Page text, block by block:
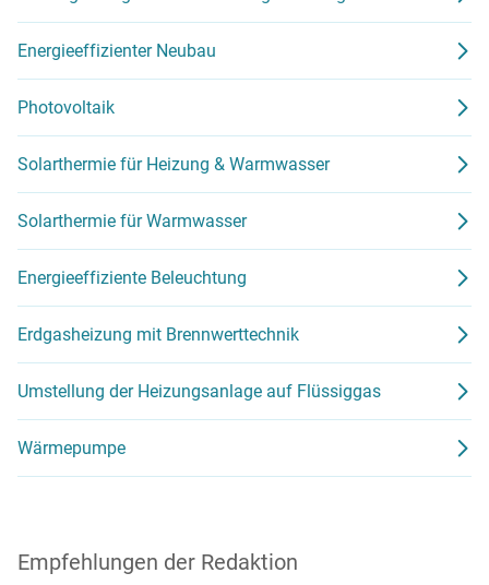
Energieeffizienter Neubau
Photovoltaik
Solarthermie für Heizung & Warmwasser
Solarthermie für Warmwasser
Energieeffiziente Beleuchtung
Erdgasheizung mit Brennwerttechnik
Umstellung der Heizungsanlage auf Flüssiggas
Wärmepumpe
Empfehlungen der Redaktion